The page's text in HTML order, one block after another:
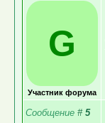
G
Участник форума
Сообщение # 5